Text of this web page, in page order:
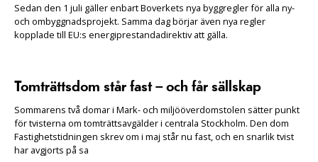
Sedan den 1 juli gäller enbart Boverkets nya byggregler för alla ny-
och ombyggnadsprojekt. Samma dag börjar även nya regler
kopplade till EU:s energiprestandadirektiv att gälla.
Tomträttsdom står fast – och får sällskap
Sommarens två domar i Mark- och miljööverdomstolen sätter punkt
för tvisterna om tomträttsavgälder i centrala Stockholm. Den dom
Fastighetstidningen skrev om i maj står nu fast, och en snarlik tvist
har avgjorts på sa